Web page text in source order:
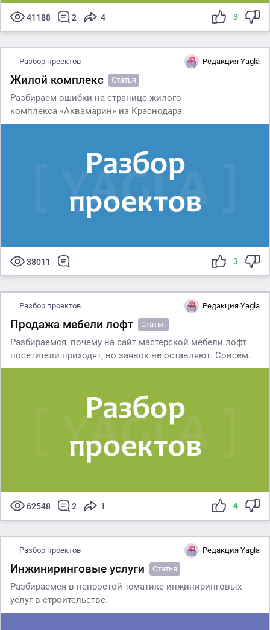
41188 2 4 3
Разбор проектов Редакция Yagla
Жилой комплекс Статья
Разбираем ошибки на странице жилого
комплекса «Аквамарин» из Краснодара.
38011 3
Разбор проектов Редакция Yagla
Продажа мебели лофт Статья
Разбираемся, почему на сайт мастерской мебели лофт
посетители приходят, но заявок не оставляют. Совсем.
62548 2 1 4
Разбор проектов Редакция Yagla
Инжиниринговые услуги Статья
Разбираемся в непростой тематике инжиниринговых
услуг в строительстве.